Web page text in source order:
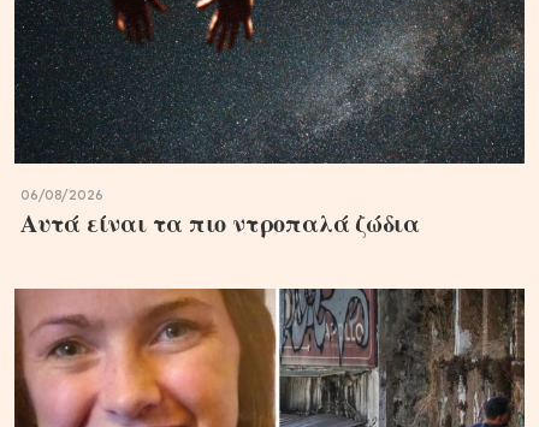
06/08/2026
Αυτά είναι τα πιο ντροπαλά ζώδια